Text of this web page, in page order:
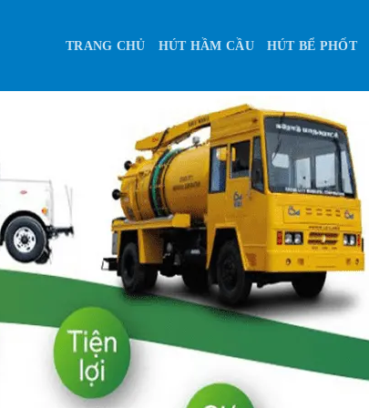
TRANG CHỦ HÚT HẦM CẦU HÚT BỂ PHỐT